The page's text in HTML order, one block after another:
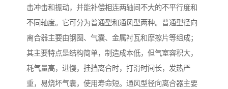
击冲击和振动，并能补偿相连两轴间不大的不平行度和
不同轴度。它可分为普通型和通风型两种。普通型径向
离合器主要由钢圈、气囊、金属衬瓦和摩擦片等组成；
其主要特点是结构简单，制造成本低，但气室容积大，
耗气量高，进慢，挂挡离合时，打滑时间长，发热严
重，易烧坏气囊，使用寿命短。通风型径向离合器主要